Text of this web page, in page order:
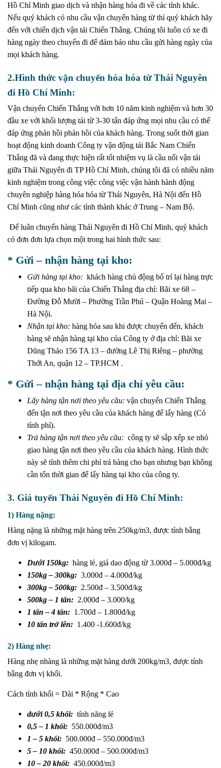
Hồ Chí Minh giao dịch và nhận hàng hóa đi về các tỉnh khác.
Nếu quý khách có nhu cầu vận chuyển hàng từ thì quý khách hãy
đến với chiến dịch vận tải Chiến Thắng. Chúng tôi luôn có xe đi
hàng ngày theo chuyến đi để đảm bảo nhu cầu gửi hàng ngày của
mọi khách hàng.
2.Hình thức vận chuyển hóa hóa từ Thái Nguyên
đi Hồ Chí Minh:
Vận chuyển Chiến Thắng với hơn 10 năm kinh nghiệm và hơn 30
đầu xe với khối lượng tải từ 3-30 tấn đáp ứng mọi nhu cầu có thể
đáp ứng phản hồi phản hồi của khách hàng. Trong suốt thời gian
hoạt động kinh doanh Công ty vận động tải Bắc Nam Chiến
Thắng đã và đang thực hiện rất tốt nhiệm vụ là cầu nối vận tải
giữa Thái Nguyên đi TP Hồ Chí Minh, chúng tôi đã có nhiều năm
kinh nghiệm trong công việc công việc vận hành hành động
chuyên nghiệp hàng hóa hóa từ Thái Nguyên, Hà Nội đến Hồ
Chí Minh cũng như các tỉnh thành khác ở Trung – Nam Bộ.
Để luân chuyển hàng Thái Nguyên đi Hồ Chí Minh, quý khách
có đơn đơn lựa chọn một trong hai hình thức sau:
* Gửi – nhận hàng tại kho:
Gửi hàng tại kho: khách hàng chủ động bố trí lại hàng trực
tiếp qua kho bãi của Chiến Thắng địa chỉ: Bãi xe 68 –
Đường Đỗ Mười – Phường Trần Phú – Quận Hoàng Mai –
Hà Nội.
Nhận tại kho: hàng hóa sau khi được chuyển đến, khách
hàng sẽ nhận hàng tại kho của Công ty ở địa chỉ: Bãi xe
Dũng Thảo 156 TA 13 – đường Lê Thị Riêng – phường
Thới An, quận 12 – TP.HCM .
* Gửi – nhận hàng tại địa chỉ yêu cầu:
Lấy hàng tận nơi theo yêu cầu: vận chuyển Chiến Thắng
đến tận nơi theo yêu cầu của khách hàng để lấy hàng (Có
tính phí).
Trả hàng tận nơi theo yêu cầu: công ty sẽ sắp xếp xe nhỏ
giao hàng tận nơi theo yêu cầu của khách hàng. Hình thức
này sẽ tính thêm chi phí trả hàng cho bạn nhưng bạn không
cần tốn thời gian để lấy hàng tại kho của công ty.
3. Giá tuyến Thái Nguyên đi Hồ Chí Minh:
1) Hàng nặng:
Hàng nặng là những mặt hàng trên 250kg/m3, được tính bằng
đơn vị kilogam.
Dưới 150kg: hàng lẻ, giá dao động từ 3.000đ – 5.000đ/kg
150kg – 300kg: 3.000đ – 4.000đ/kg
300kg – 500kg: 2.500đ – 3.500đ/kg
500kg – 1 tấn: 2.000đ – 3.000/kg
1 tấn – 4 tấn: 1.700đ – 1.800đ/kg
10 tấn trở lên: 1.400 -1.600đ/kg
2) Hàng nhẹ:
Hàng nhẹ nhàng là những mặt hàng dưới 200kg/m3, được tính
bằng đơn vị khối.
Cách tính khối = Dài * Rộng * Cao
dưới 0,5 khối: tính năng lẻ
0,5 – 1 khối: 550.000đ/m3
1 – 5 khối: 500.000đ – 550.000đ/m3
5 – 10 khối: 450.000đ – 500.000đ/m3
10 – 20 khối: 450.000đ/m3